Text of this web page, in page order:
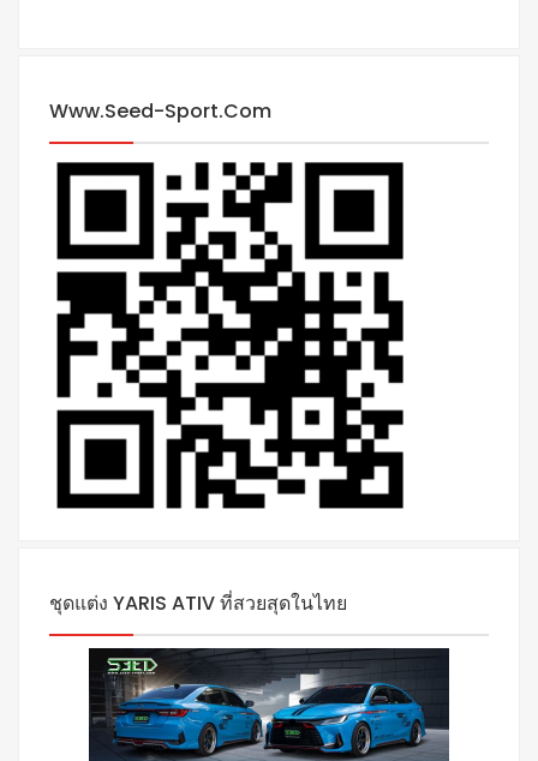
Www.seed-Sport.com
ชุดแต่ง YARIS ATIV ที่สวยสุดในไทย